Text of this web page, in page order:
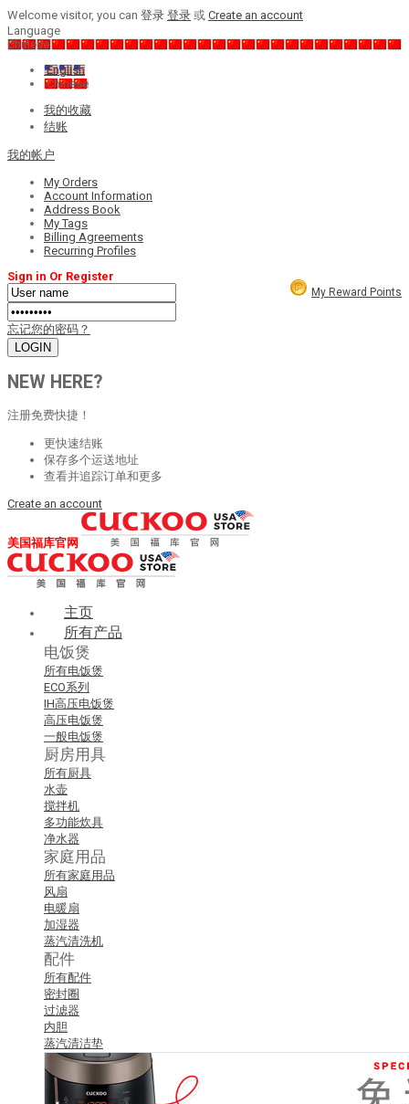
Welcome visitor, you can 登录 登录 或 Create an account
Language
Chinese
English
Chinese
我的收藏
结账
我的帐户
My Orders
Account Information
Address Book
My Tags
Billing Agreements
Recurring Profiles
My Reward Points
Sign in Or Register
忘记您的密码？
NEW HERE?
注册免费快捷！
更快速结账
保存多个运送地址
查看并追踪订单和更多
Create an account
美国福库官网
主页
所有产品
电饭煲
所有电饭煲
ECO系列
IH高压电饭煲
高压电饭煲
一般电饭煲
厨房用具
所有厨具
水壶
搅拌机
多功能炊具
净水器
家庭用品
所有家庭用品
风扇
电暖扇
加湿器
蒸汽清洗机
配件
所有配件
密封圈
过滤器
内胆
蒸汽清洁垫